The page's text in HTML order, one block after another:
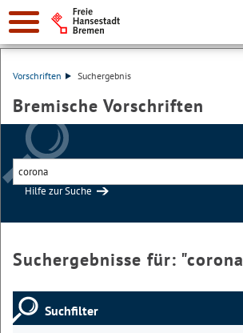
Vorschriften Suchergebnis
Bremische Vorschriften
Hilfe zur Suche
Suchergebnisse für: "corona
Suchfilter